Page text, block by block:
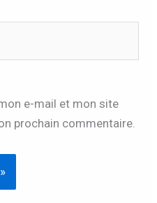
e-mail et mon site
prochain commentaire.